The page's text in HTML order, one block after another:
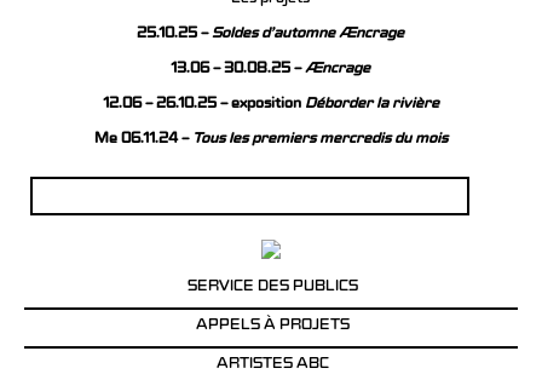
25.10.25 –Soldes d’automne Æncrage
13.06 – 30.08.25 –Æncrage
12.06 – 26.10.25 – exposition Déborder la rivière
Me 06.11.24 – Tous les premiers mercredis du mois
SERVICE DES PUBLICS
APPELS À PROJETS
ARTISTES ABC